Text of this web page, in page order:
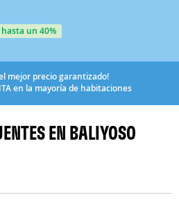
hasta un 40%
mejor precio garantizado!
en la mayoría de habitaciones
EN BALIYOSO